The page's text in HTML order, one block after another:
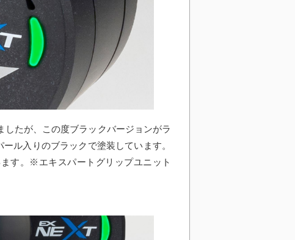
たが、この度ブラックバージョンがラ
ル入りのブラックで塗装しています。
す。※エキスパートグリップユニット